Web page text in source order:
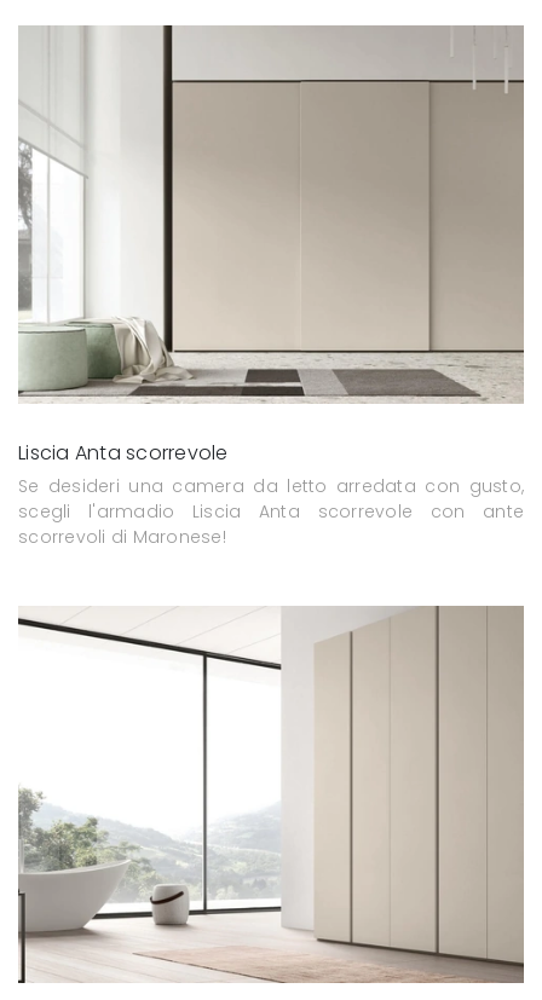
Liscia Anta scorrevole
Se desideri una camera da letto arredata con gusto,
scegli l'armadio Liscia Anta scorrevole con ante
scorrevoli di Maronese!